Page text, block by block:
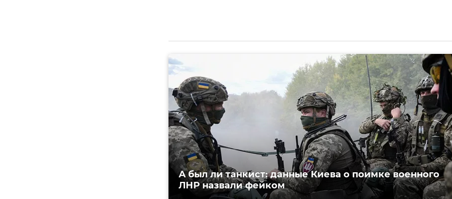
А был ли танкист: данные Киева о поимке военного
ЛНР назвали фейком